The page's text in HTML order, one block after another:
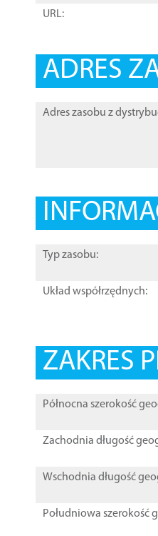
URL:
ADRES
Adres zasobu z
Typ zasobu:
Układ współrzędnych:
ZAKRES
Północna szerokość
Zachodnia długość
Wschodnia długość
Południowa szerokość